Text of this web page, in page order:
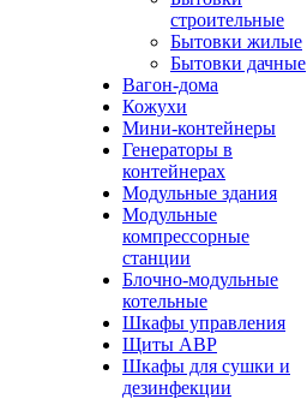
строительные
Бытовки жилые
Бытовки дачные
Вагон-дома
Кожухи
Мини-контейнеры
Генераторы в
контейнерах
Модульные здания
Модульные
компрессорные
станции
Блочно-модульные
котельные
Шкафы управления
Щиты АВР
Шкафы для сушки и
дезинфекции